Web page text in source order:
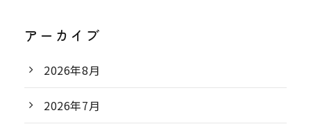
アーカイブ
2026年8月
2026年7月